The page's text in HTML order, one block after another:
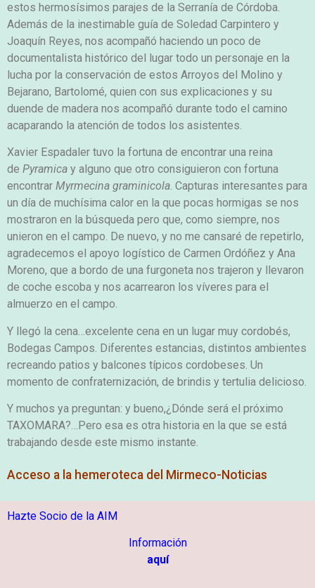
estos hermosísimos parajes de la Serranía de Córdoba.
Además de la inestimable guía de Soledad Carpintero y
Joaquín Reyes, nos acompañó haciendo un poco de
documentalista histórico del lugar todo un personaje en la
lucha por la conservación de estos Arroyos del Molino y
Bejarano, Bartolomé, quien con sus explicaciones y su
duende de madera nos acompañó durante todo el camino
acaparando la atención de todos los asistentes.
Xavier Espadaler tuvo la fortuna de encontrar una reina
de Pyramica y alguno que otro consiguieron con fortuna
encontrar Myrmecina graminicola. Capturas interesantes para
un día de muchísima calor en la que pocas hormigas se nos
mostraron en la búsqueda pero que, como siempre, nos
unieron en el campo. De nuevo, y no me cansaré de repetirlo,
agradecemos el apoyo logístico de Carmen Ordóñez y Ana
Moreno, que a bordo de una furgoneta nos trajeron y llevaron
de coche escoba y nos acarrearon los víveres para el
almuerzo en el campo.
Y llegó la cena…excelente cena en un lugar muy cordobés,
Bodegas Campos. Diferentes estancias, distintos ambientes
recreando patios y balcones típicos cordobeses. Un
momento de confraternización, de brindis y tertulia delicioso.
Y muchos ya preguntan: y bueno,¿Dónde será el próximo
TAXOMARA?…Pero esa es otra historia en la que se está
trabajando desde este mismo instante.
Acceso a la hemeroteca del Mirmeco-Noticias
Hazte Socio de la AIM
Información
aquí